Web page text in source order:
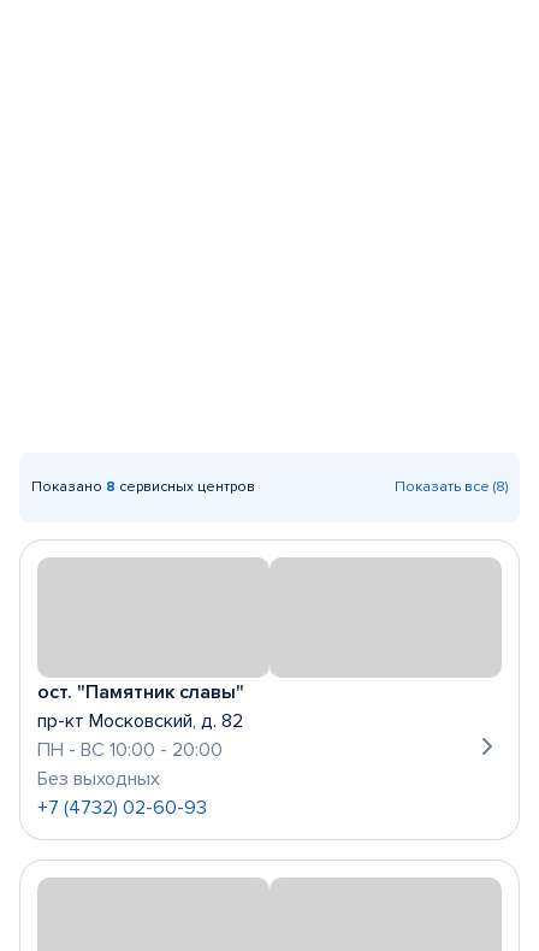
Показано 8 сервисных центров Показать все (8)
ост. "Памятник славы"
пр-кт Московский, д. 82
ПН - ВС 10:00 - 20:00
Без выходных
+7 (4732) 02-60-93